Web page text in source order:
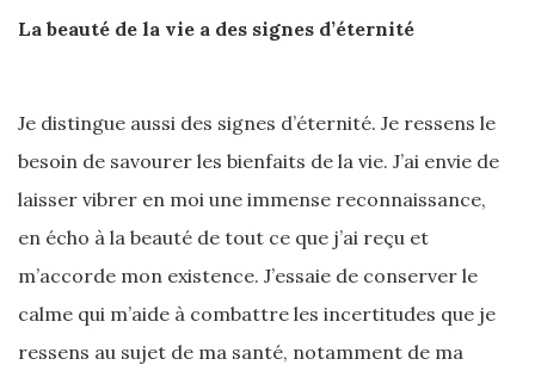
La beauté de la vie a des signes d’éternité
Je distingue aussi des signes d’éternité. Je ressens le
besoin de savourer les bienfaits de la vie. J’ai envie de
laisser vibrer en moi une immense reconnaissance,
en écho à la beauté de tout ce que j’ai reçu et
m’accorde mon existence. J’essaie de conserver le
calme qui m’aide à combattre les incertitudes que je
ressens au sujet de ma santé, notamment de ma